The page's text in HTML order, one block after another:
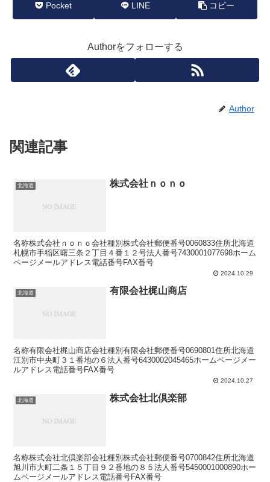
Pocket LINE コピー
Authorをフォローする
Author
関連記事
北海道 株式会社ｎｏｎｏ
名称株式会社ｎｏｎｏ会社種別株式会社郵便番号0060833住所北海道
札幌市手稲区曙三条２丁目４番１２号法人番号7430001077698ホーム
ページメールアドレス電話番号FAX番号
2024.10.29
北海道 有限会社梶山商店
名称有限会社梶山商店会社種別有限会社郵便番号0690801住所北海道
江別市中央町３１番地の６法人番号6430002045465ホームページメー
ルアドレス電話番号FAX番号
2024.10.27
北海道 株式会社北倶楽部
名称株式会社北倶楽部会社種別株式会社郵便番号0700842住所北海道
旭川市大町二条１５丁目９２番地の８５法人番号5450001000890ホー
ムページメールアドレス電話番号FAX番号